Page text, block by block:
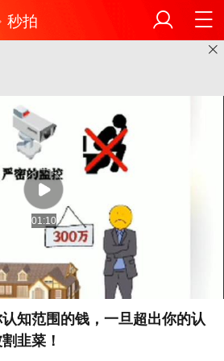
秒拍
01:10
知范围的钱，一旦超出你的认